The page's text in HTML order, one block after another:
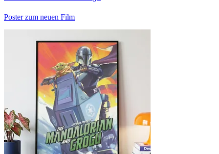
Poster zum neuen Film